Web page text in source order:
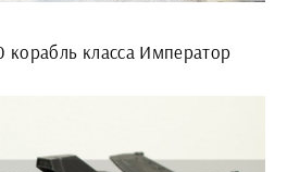
класса Император